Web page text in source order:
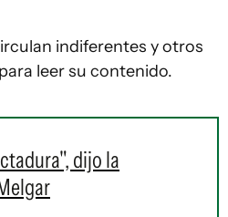
indiferentes y otros
leer su contenido.
dijo la